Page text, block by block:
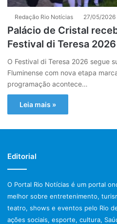
Redação Rio Notícias 27/05/2026
Palácio de Cristal
Festival di Teresa 2026
O Festival di Teresa 2026 segue
Fluminense com nova etapa
programação acontece…
Leia mais »
Editorial
O Portal Rio Notícias é um portal
melhor sobre entretenimento,
teatro, shows e eventos pelo Rio
ações sociais, esporte, cultura,